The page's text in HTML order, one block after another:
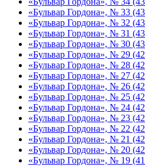
«Бульвар Гордона», № 33
«Бульвар Гордона», № 32
«Бульвар Гордона», № 31
«Бульвар Гордона», № 30
«Бульвар Гордона», № 29
«Бульвар Гордона», № 28
«Бульвар Гордона», № 27
«Бульвар Гордона», № 26
«Бульвар Гордона», № 25
«Бульвар Гордона», № 24
«Бульвар Гордона», № 23
«Бульвар Гордона», № 22
«Бульвар Гордона», № 21
«Бульвар Гордона», № 20
«Бульвар Гордона», № 19